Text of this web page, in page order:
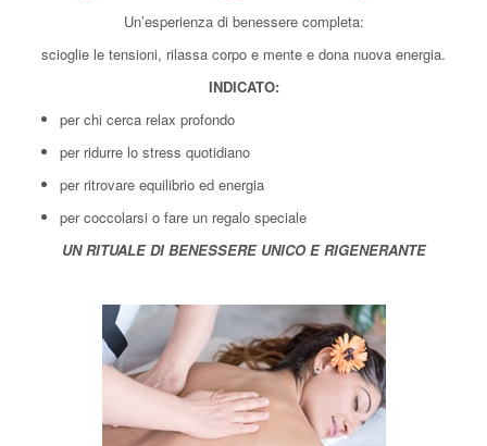
Un’esperienza di benessere completa:
scioglie le tensioni, rilassa corpo e mente e dona nuova energia.
INDICATO:
per chi cerca relax profondo
per ridurre lo stress quotidiano
per ritrovare equilibrio ed energia
per coccolarsi o fare un regalo speciale
UN RITUALE DI BENESSERE UNICO E RIGENERANTE